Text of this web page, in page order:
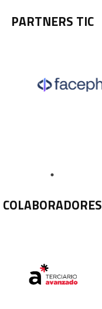
PARTNERS TIC
COLABORADORES